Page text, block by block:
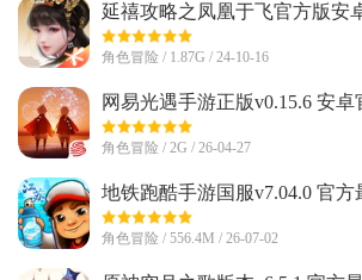
延禧攻略之凤凰于飞官方版安
1.0.31最新版
角色冒险 / 1.87G / 24-10-16
网易光遇手游正版v0.15.6 安卓
角色冒险 / 2G / 26-04-27
地铁跑酷手游国服v7.04.0 官方
角色冒险 / 556.4M / 26-07-02